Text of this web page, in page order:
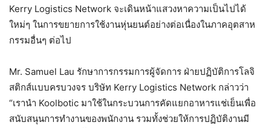
Kerry Logistics Network จะเดินหน้าแสวงหาความเป็นไปได้
ใหม่ๆ ในการขยายการใช้งานหุ่นยนต์อย่างต่อเนื่องในภาคอุตสาห
กรรมอื่นๆ ต่อไป
Mr. Samuel Lau รักษาการกรรมการผู้จัดการ ฝ่ายปฏิบัติการโลจิ
สติกส์แบบครบวงจร บริษัท Kerry Logistics Network กล่าวว่า
“เรานำ Koolbotic มาใช้ในกระบวนการคัดแยกอาหารแช่เย็นเพื่อ
สนับสนุนการทำงานของพนักงาน รวมทั้งช่วยให้การปฏิบัติงานมี